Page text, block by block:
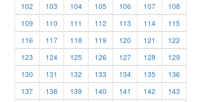
102
103 104 105 106 107
108
109
110 111 112 113 114
115
116
117 118 119 120 121
122
123
124 125 126 127 128
129
130
131 132 133 134 135
136
137
138 139 140 141 142
143